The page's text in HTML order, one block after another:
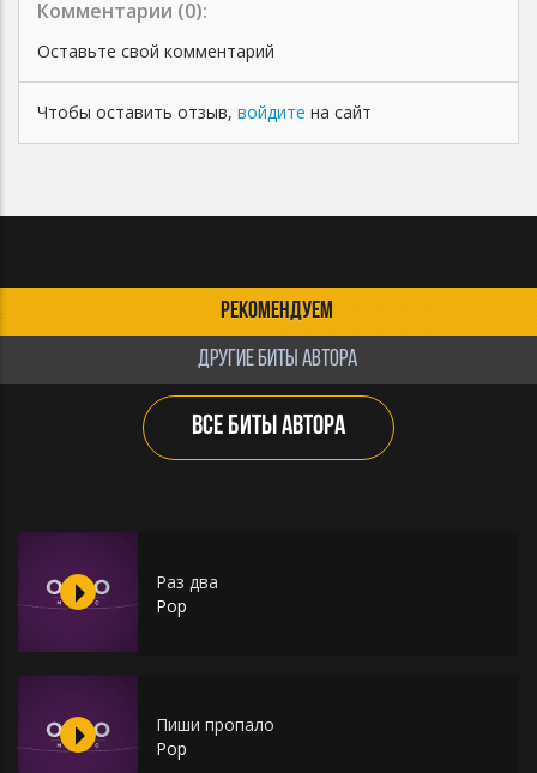
Комментарии (0):
Оставьте свой комментарий
Чтобы оставить отзыв, войдите на сайт
РЕКОМЕНДУЕМ
ДРУГИЕ БИТЫ АВТОРА
ВСЕ БИТЫ АВТОРА
Раз два
Pop
Пиши пропало
Pop